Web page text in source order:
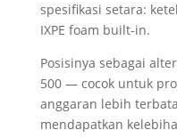
spesifikasi setara:
IXPE foam built-in.
Posisinya sebagai
500 — cocok untuk
anggaran lebih
mendapatkan